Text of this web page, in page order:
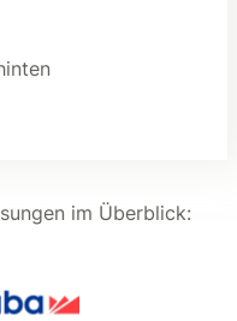
im Überblick: